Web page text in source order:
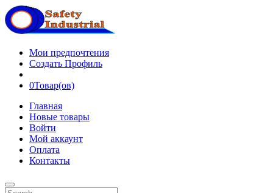
Мои предпочтения
Создать Профиль
0Товар(ов)
Главная
Новые товары
Войти
Мой аккаунт
Оплата
Контакты